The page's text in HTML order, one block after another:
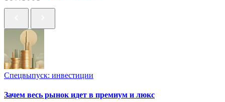
Спецвыпуск: инвестиции
Зачем весь рынок идет в премиум и люкс